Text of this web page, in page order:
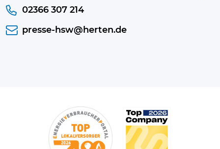
02366 307 214
presse-hsw@herten.de